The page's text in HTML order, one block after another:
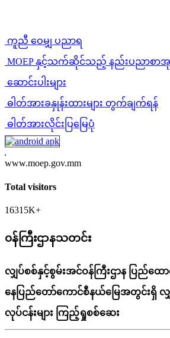
ကူညီ ဝေမျှ ပညာရ
MOEP နှင့်သက်ဆိုင်သည့် နည်းပညာစာအုပ်
ဆောင်းပါးများ
ဓါတ်အားခနှုန်းထားများ တွက်ချက်ရန်
ဓါတ်အားလိုင်းပြမြေပုံ
www.moep.gov.mm
Total visitors
16315K+
၀န်ကြီးဌာနသတင်း
လျှပ်စစ်နှင့်စွမ်းအင်ဝန်ကြီးဌာန ပြည်ထ
နေပြည်တော်ကောင်စီနယ်မြေအတွင်းရှိ
လုပ်ငန်းများ ကြည့်ရှုစစ်ဆေး